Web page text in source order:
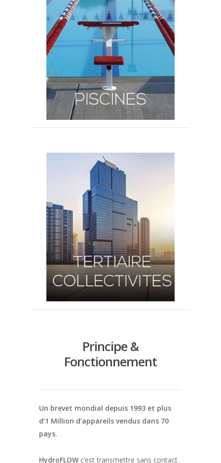
Principe &
Fonctionnement
Un brevet mondial depuis 1993 et plus
d’1 Million d’appareils vendus dans 70
pays.
HydroFLOW c’est transmettre sans contact